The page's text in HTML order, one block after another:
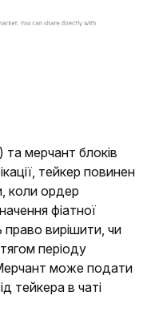
мерчант блоків
тейкер повинен
коли ордер
фіатної
вирішити, чи
періоду
може подати
тейкера в чаті